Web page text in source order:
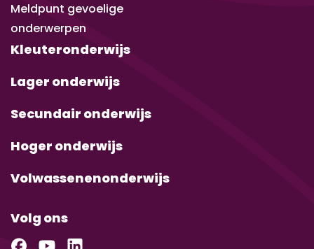
Meldpunt gevoelige
onderwerpen
Kleuteronderwijs
Lager onderwijs
Secundair onderwijs
Hoger onderwijs
Volwassenenonderwijs
Volg ons